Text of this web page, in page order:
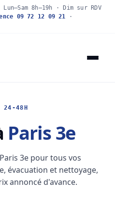
8h–19h · Dim sur RDV
09 72 12 09 21 ·
24-48H
Paris 3e
3e pour tous vos
évacuation et nettoyage,
annoncé d'avance.